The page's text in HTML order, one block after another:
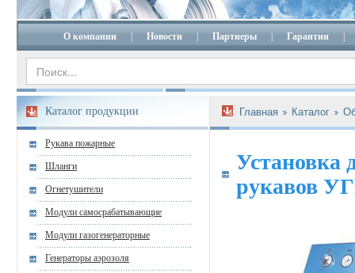
О компании Новости Партнеры Гарантии
Каталог продукции
Рукава пожарные
Шланги
Огнетушители
Модули самосрабатывающие
Модули газогенераторные
Генераторы аэрозоля
Главная Каталог
Установка
рукавов